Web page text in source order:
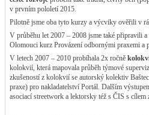
v prvním pololetí 2015.
Pilotně jsme oba tyto kurzy a výcviky ověřili v
V průběhu let 2007 – 2008 jsme také připravili
Olomouci kurz Provázení odbornými praxemi a
V letech 2007 – 2010 probíhala 2x ročně
kolokvií, která mapovala průběh týmové
zkušeností z kolokvií se autorský kolektiv
praxe) pro nakladatelství Portál. Dalším
asociací streetwork a lektorsky též s ČIS s